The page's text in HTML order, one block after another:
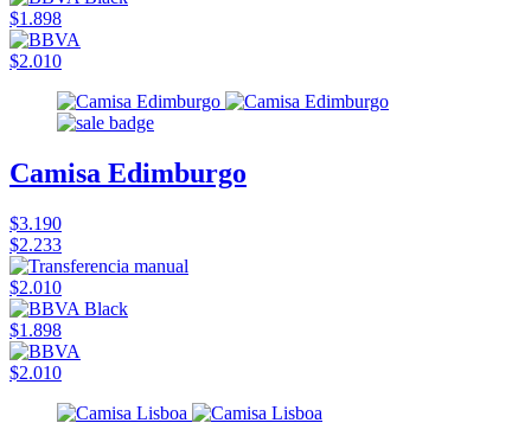
$1.898
$2.010
Camisa Edimburgo
$3.190
$2.233
$2.010
$1.898
$2.010